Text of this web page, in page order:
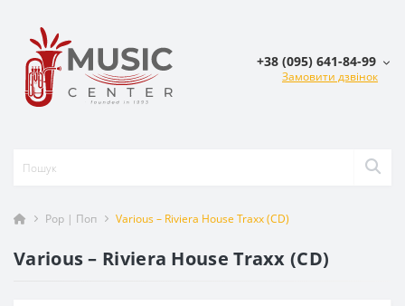
+38 (095) 641-84-99
Замовити дзвінок
Pop | Поп Various – Riviera House Traxx (CD)
Various – Riviera House Traxx (CD)